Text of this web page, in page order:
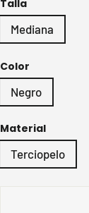
Talla
Mediana
Color
Negro
Material
Terciopelo